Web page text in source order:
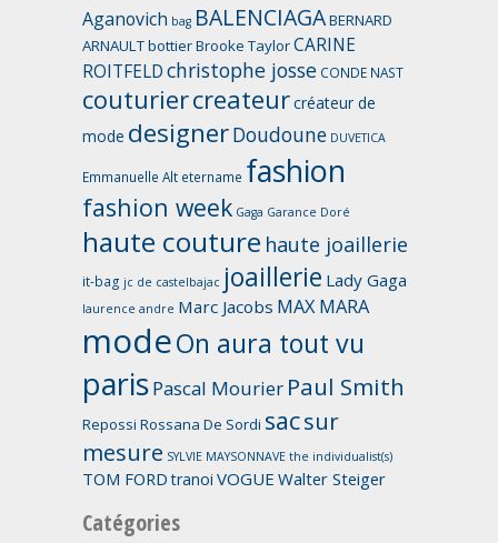
Aganovich bag BALENCIAGABERNARD
ARNAULTbottierBrooke TaylorCARINE
ROITFELDchristophe josse CONDE NAST
couturiercreateurcréateur de
mode designerDoudoune DUVETICA
Emmanuelle Alt etername fashion
fashion week Gaga Garance Doré
haute couture haute joaillerie
it-bag jc de castelbajac joaillerie Lady Gaga
laurence andre Marc Jacobs MAX MARA
modeOn aura tout vu
parisPascal Mourier Paul Smith
Repossi Rossana De Sordi sacsur
mesure SYLVIE MAYSONNAVE the individualist(s)
TOM FORD tranoi VOGUE Walter Steiger
Catégories